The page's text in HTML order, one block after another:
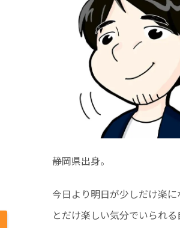
静岡県出身。
今日より明日が少しだけ楽に
とだけ楽しい気分でいられ